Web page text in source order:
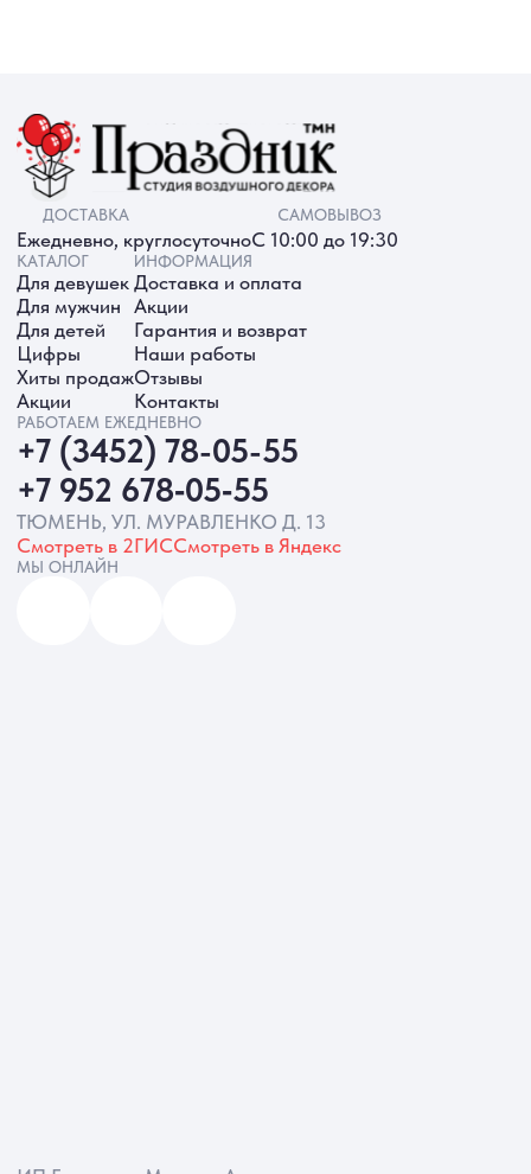
ИП Батырева Марина Александровна,
ИНН 720413822766, ОГРНИП
325723200064191
Политика обработки ПД
Согласие на обработку ПД
Политика Cookie
Согласие на рекламную рассылку
Разработка сайта